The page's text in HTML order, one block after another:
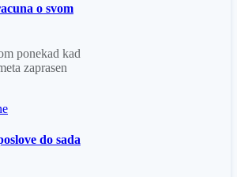
o svom
ponekad kad
zaprasen
do sada